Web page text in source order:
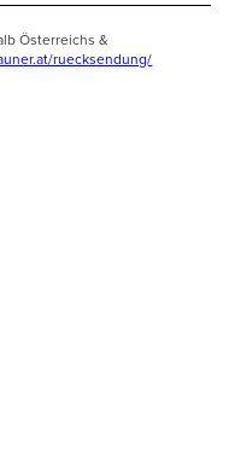
Österreichs &
ruecksendung/